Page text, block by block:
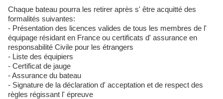
Chaque bateau pourra les retirer après s' être acquitté des
formalités suivantes:
- Présentation des licences valides de tous les membres de l'
équipage résidant en France ou certificats d' assurance en
responsabilité Civile pour les étrangers
- Liste des équipiers
- Certificat de jauge
- Assurance du bateau
- Signature de la déclaration d' acceptation et de respect des
règles régissant l' épreuve